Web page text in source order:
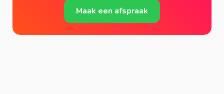
Maak een afspraak